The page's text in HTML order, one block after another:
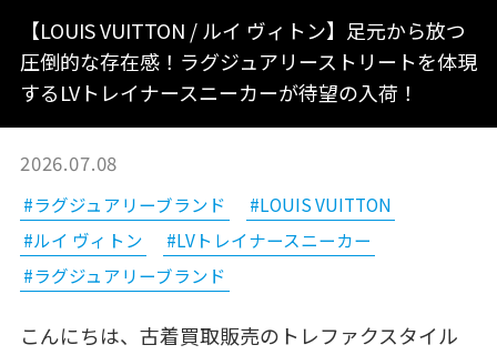
【LOUIS VUITTON / ルイ ヴィトン】足元から放つ
圧倒的な存在感！ラグジュアリーストリートを体現
するLVトレイナースニーカーが待望の入荷！
2026.07.08
#ラグジュアリーブランド
#LOUIS VUITTON
#ルイ ヴィトン
#LVトレイナースニーカー
#ラグジュアリーブランド
こんにちは、古着買取販売のトレファクスタイル